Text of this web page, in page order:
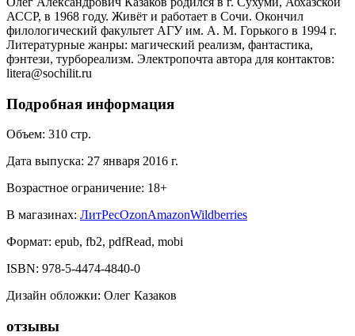
АССР, в 1968 году. Живёт и работает в Сочи. Окончил
филологический факультет АГУ им. А. М. Горького в 1994 г.
Литературные жанры: магический реализм, фантастика,
фэнтези, турбореализм. Электропочта автора для контактов:
litera@sochilit.ru
Подробная информация
Объем: 310 стр.
Дата выпуска: 27 января 2016 г.
Возрастное ограничение: 18+
В магазинах: ЛитРесOzonAmazonWildberries
Формат: epub, fb2, pdfRead, mobi
ISBN: 978-5-4474-4840-0
Дизайн обложки: Олег Казаков
отзывы